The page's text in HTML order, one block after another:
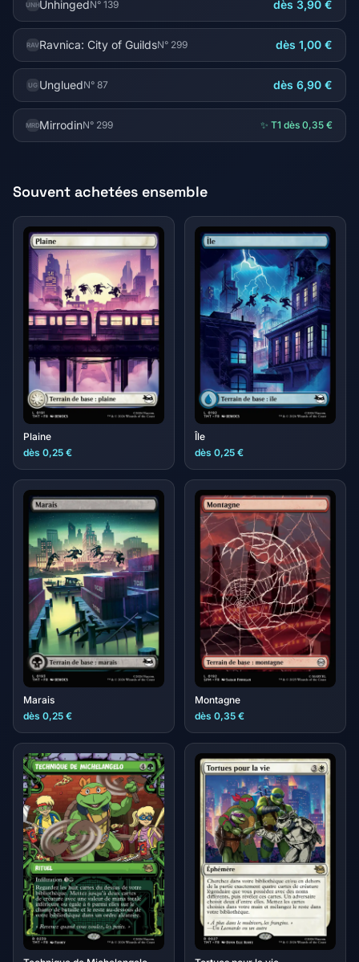
UNHUnhingedN° 139 dès 3,90 €
RAVRavnica: City of GuildsN° 299 dès 1,00 €
UG UngluedN° 87 dès 6,90 €
MRDMirrodinN° 299 ✨ T1 dès 0,35 €
Souvent achetées ensemble
Plaine
dès 0,25 €
Île
dès 0,25 €
Marais
dès 0,25 €
Montagne
dès 0,35 €